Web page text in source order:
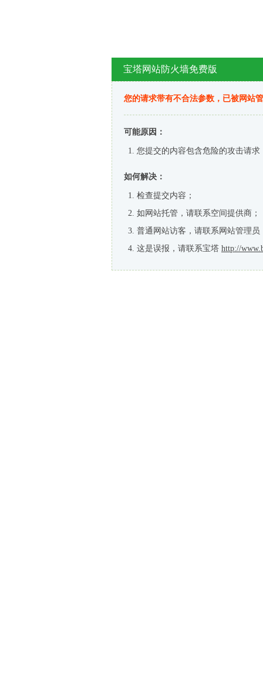
宝塔网站防火墙免费版
您的请求带有不合法参数，已被网站
可能原因：
您提交的内容包含危险的攻击请求
如何解决：
检查提交内容；
如网站托管，请联系空间提供商；
普通网站访客，请联系网站管理员
这是误报，请联系宝塔 http://